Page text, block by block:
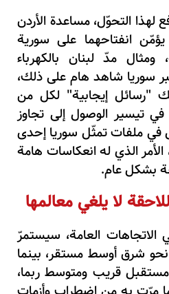
لهذا التحوّل، مساعدة الأردن
انفتاحهما على سورية
مدّ لبنان بالكهرباء
سوريا شاهد هام على ذلك،
"رسائل إيجابية" لكل من
تيسير الوصول إلى تجاوز
في ملفات تمثّل سوريا إحدى
الذي له انعكاسات هامة
بشكل عام.
لا يلغي معالمها
الاتجاهات العامة، سيستمرّ
نحو شرق أوسط مستقر، بينما
مستقبل قريب ومتوسط ربما،